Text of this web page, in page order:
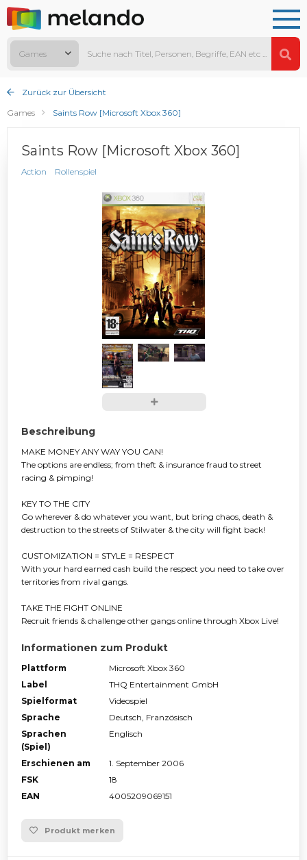
Games
Zurück zur Übersicht
Games
Saints Row [Microsoft Xbox 360]
Saints Row [Microsoft Xbox 360]
Action Rollenspiel
Beschreibung
MAKE MONEY ANY WAY YOU CAN!
The options are endless; from theft & insurance fraud to street
racing & pimping!
KEY TO THE CITY
Go wherever & do whatever you want, but bring chaos, death &
destruction to the streets of Stilwater & the city will fight back!
CUSTOMIZATION = STYLE = RESPECT
With your hard earned cash build the respect you need to take over
territories from rival gangs.
TAKE THE FIGHT ONLINE
Recruit friends & challenge other gangs online through Xbox Live!
Informationen zum Produkt
Plattform
Microsoft Xbox 360
Label
THQ Entertainment GmbH
Spielformat
Videospiel
Sprache
Deutsch, Französisch
Sprachen
(Spiel)
Englisch
Erschienen am
1. September 2006
FSK
18
EAN
4005209069151
Produkt merken